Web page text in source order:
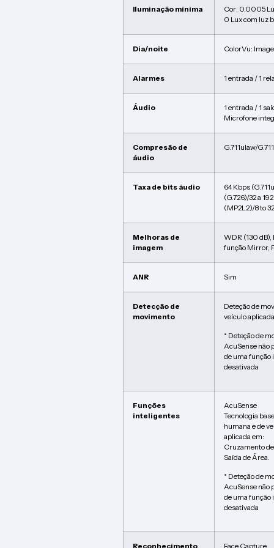
Iluminação mínima
Cor: 0.0005
0 Lux com luz
Dia/noite ColorVu:
Alarmes 1 entrada / 1
Áudio
1 entrada / 1
Microfone
Compresão de
áudio
G.711ulaw/
Taxa de bits áudio
64 Kbps
(G.726)/32 a
(MP2L2)/8 to
Melhoras de
imagem
WDR (130 dB),
função Mirror,
ANR Sim
Detecção de
movimento
Deteção de
veículo
* Deteção de
AcuSense não
de uma função
desativada
Funções
inteligentes
AcuSense
Tecnologia
humana e de
aplicada em:
Cruzamento
Saída de Área.
* Deteção de
AcuSense não
de uma função
desativada
Reconhecimento
Face Capture